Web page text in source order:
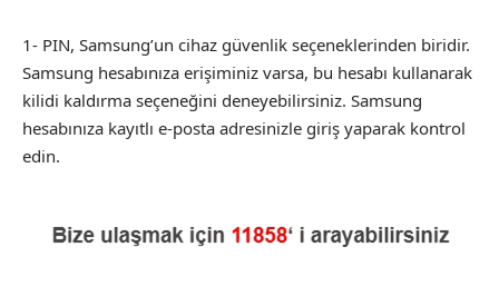
1- PIN, Samsung’un cihaz güvenlik seçeneklerinden biridir.
Samsung hesabınıza erişiminiz varsa, bu hesabı kullanarak
kilidi kaldırma seçeneğini deneyebilirsiniz. Samsung
hesabınıza kayıtlı e-posta adresinizle giriş yaparak kontrol
edin.